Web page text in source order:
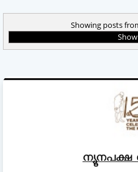
Showing posts